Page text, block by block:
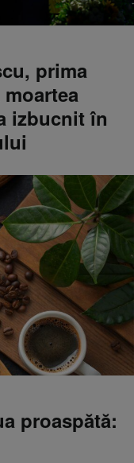
prima
izbucnit în
proaspătă: